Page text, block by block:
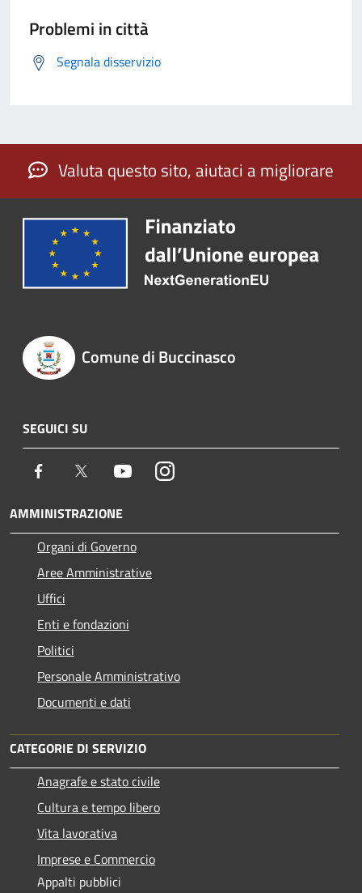
Problemi in città
Segnala disservizio
Valuta questo sito, aiutaci a migliorare
Comune di Buccinasco
SEGUICI SU
Facebook Twitter YoutubeInstagram
AMMINISTRAZIONE
Organi di Governo
Aree Amministrative
Uffici
Enti e fondazioni
Politici
Personale Amministrativo
Documenti e dati
CATEGORIE DI SERVIZIO
Anagrafe e stato civile
Cultura e tempo libero
Vita lavorativa
Imprese e Commercio
Appalti pubblici